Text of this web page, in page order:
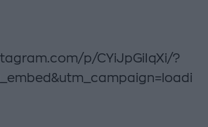
p/CYiJpGiIqXi/?